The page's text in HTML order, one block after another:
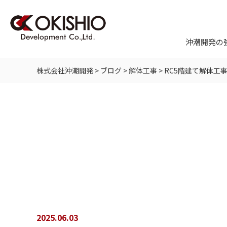
沖潮開発の
株式会社沖潮開発 > ブログ >解体工事 > RC5階建て解体工
2025.06.03